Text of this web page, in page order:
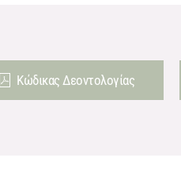
Κώδικας Δεοντολογίας